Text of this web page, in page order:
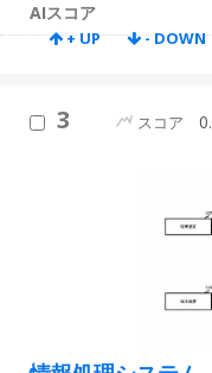
AIスコア
+ UP - DOWN
3 スコア